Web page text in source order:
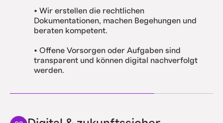
• Wir erstellen die rechtlichen
Dokumentationen, machen Begehungen und
beraten kompetent.
• Offene Vorsorgen oder Aufgaben sind
transparent und können digital nachverfolgt
werden.